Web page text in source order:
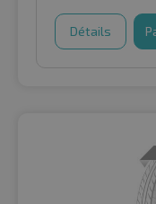
Détails